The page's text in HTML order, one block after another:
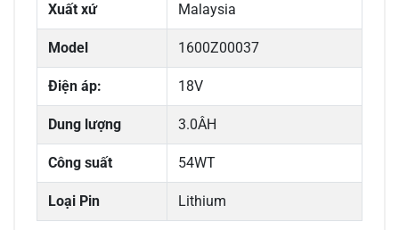
Xuất xứ Malaysia
Model 1600Z00037
Điện áp: 18V
Dung lượng 3.0ÂH
Công suất 54WT
Loại Pin Lithium